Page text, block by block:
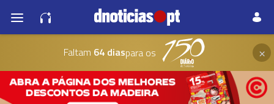
Faltam 64 diaspara os ×